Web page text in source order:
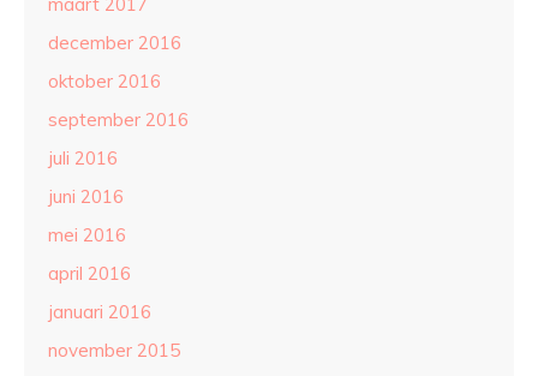
december 2016
oktober 2016
september 2016
juli 2016
juni 2016
mei 2016
april 2016
januari 2016
november 2015